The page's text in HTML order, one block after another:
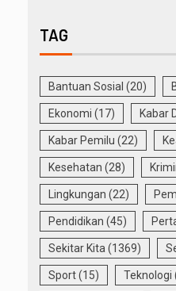
TAG
Bantuan Sosial (20)
Ekonomi (17) Kabar
Kabar Pemilu (22)
Kesehatan (28)
Lingkungan (22)
Pendidikan (45)
Sekitar Kita (1369)
Sport(15) Teknologi